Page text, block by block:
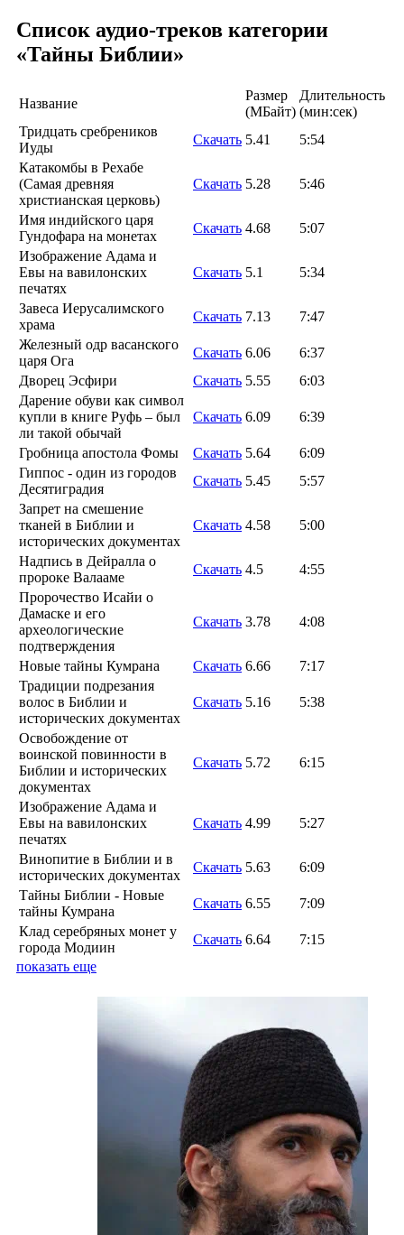
Список аудио-треков категории
«Тайны Библии»
Название
Размер
(MБайт)
Длительность
(мин:сек)
Тридцать сребреников
Иуды
Скачать 5.41
5:54
Катакомбы в Рехабе
(Самая древняя
христианская церковь)
Скачать 5.28 5:46
Имя индийского царя
Гундофара на монетах
Скачать 4.68
5:07
Изображение Адама и
Евы на вавилонских
печатях
Скачать 5.1 5:34
Завеса Иерусалимского
храма
Скачать 7.13
7:47
Железный одр васанского
царя Ога
Скачать 6.06
6:37
Дворец Эсфири
Скачать 5.55
6:03
Дарение обуви как символ
купли в книге Руфь – был
ли такой обычай
Скачать 6.09 6:39
Гробница апостола Фомы Скачать 5.64
6:09
Гиппос - один из городов
Десятиградия
Скачать 5.45
5:57
Запрет на смешение
тканей в Библии и
исторических документах
Скачать 4.58 5:00
Надпись в Дейралла о
пророке Валааме
Скачать 4.5
4:55
Пророчество Исайи о
Дамаске и его
археологические
подтверждения
Скачать 3.78 4:08
Новые тайны Кумрана Скачать 6.66
7:17
Традиции подрезания
волос в Библии и
исторических документах
Скачать 5.16 5:38
Освобождение от
воинской повинности в
Библии и исторических
документах
Скачать 5.72 6:15
Изображение Адама и
Евы на вавилонских
печатях
Скачать 4.99 5:27
Винопитие в Библии и в
исторических документах
Скачать 5.63
6:09
Тайны Библии - Новые
тайны Кумрана
Скачать 6.55
7:09
Клад серебряных монет у
города Модиин
Скачать 6.64
7:15
показать еще